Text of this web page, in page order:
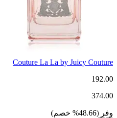
Couture La La by Juicy Couture
192.00
374.00
وفر (
48.66
% خصم)